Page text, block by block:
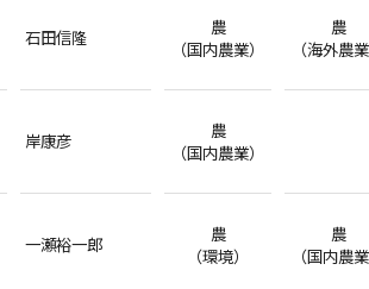
石田信隆
農
（国内農業）
農
（海外農業
岸康彦
農
（国内農業）
一瀬裕一郎
農
（環境）
農
（国内農業